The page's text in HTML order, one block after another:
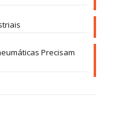
Precisam